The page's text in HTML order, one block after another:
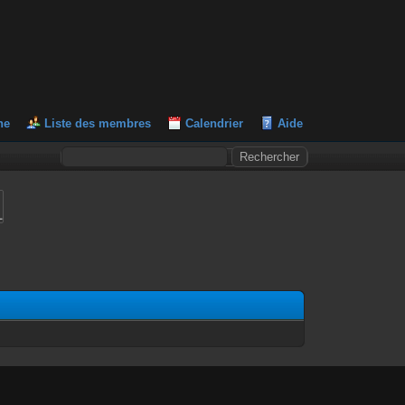
Liste des membres Calendrier Aide